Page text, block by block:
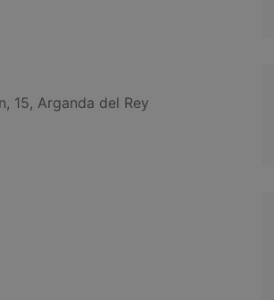
15, Arganda del Rey